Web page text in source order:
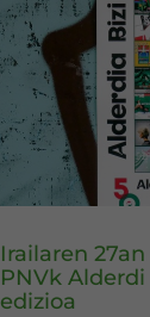
Irailaren
PNVk
edizioa